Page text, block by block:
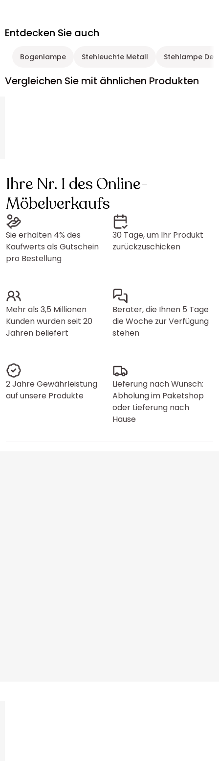
Entdecken Sie auch
Bogenlampe Stehleuchte Metall Stehlampe
Vergleichen Sie mit ähnlichen Produkten
Ihre Nr. 1 des Online-
Möbelverkaufs
Sie erhalten 4% des
Kaufwerts als Gutschein
pro Bestellung
30 Tage, um Ihr Produkt
zurückzuschicken
Mehr als 3,5 Millionen
Kunden wurden seit 20
Jahren beliefert
Berater, die Ihnen 5 Tage
die Woche zur Verfügung
stehen
2 Jahre Gewährleistung
auf unsere Produkte
Lieferung nach Wunsch:
Abholung im Paketshop
oder Lieferung nach
Hause